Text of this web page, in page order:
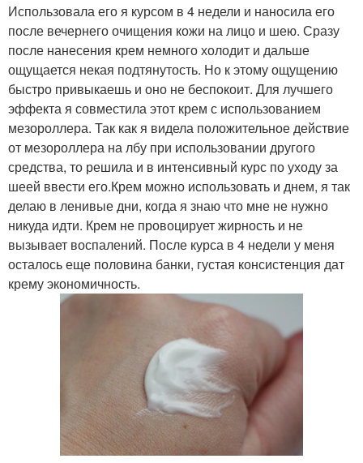
Использовала его я курсом в 4 недели и наносила его
после вечернего очищения кожи на лицо и шею. Сразу
после нанесения крем немного холодит и дальше
ощущается некая подтянутость. Но к этому ощущению
быстро привыкаешь и оно не беспокоит. Для лучшего
эффекта я совместила этот крем с использованием
мезороллера. Так как я видела положительное действие
от мезороллера на лбу при использовании другого
средства, то решила и в интенсивный курс по уходу за
шеей ввести его.Крем можно использовать и днем, я так
делаю в ленивые дни, когда я знаю что мне не нужно
никуда идти. Крем не провоцирует жирность и не
вызывает воспалений. После курса в 4 недели у меня
осталось еще половина банки, густая консистенция дат
крему экономичность.